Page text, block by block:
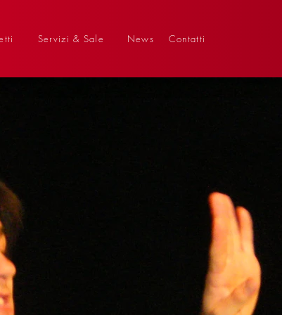
Servizi & Sale News Contatti